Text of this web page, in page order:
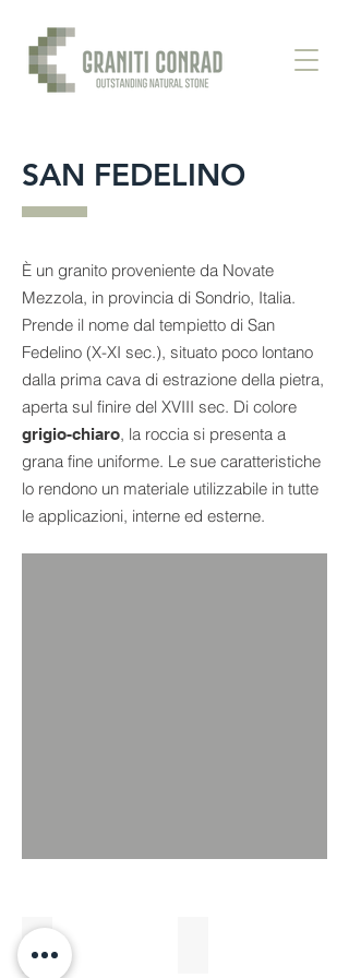
SAN FEDELINO
È un granito proveniente da Novate
Mezzola, in provincia di Sondrio, Italia.
Prende il nome dal tempietto di San
Fedelino (X-XI sec.), situato poco lontano
dalla prima cava di estrazione della pietra,
aperta sul finire del XVIII sec. Di colore
grigio-chiaro, la roccia si presenta a
grana fine uniforme. Le sue caratteristiche
lo rendono un materiale utilizzabile in tutte
le applicazioni, interne ed esterne.
Lucido